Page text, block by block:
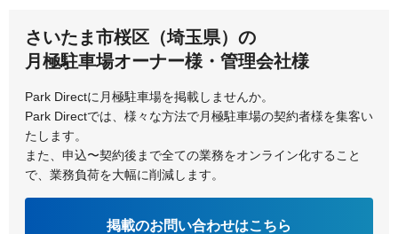
鶴ヶ島市 所沢市
戸田市
さいたま市桜区（埼玉県）の
月極駐車場オーナー様・管理会社様
Park Directに月極駐車場を掲載しませんか。
Park Directでは、様々な方法で月極駐車場の契約者様を集客い
たします。
また、申込〜契約後まで全ての業務をオンライン化すること
で、業務負荷を大幅に削減します。
掲載のお問い合わせはこちら